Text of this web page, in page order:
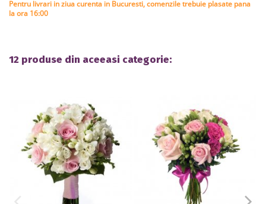
Pentru livrari in ziua curenta in Bucuresti, comenzile trebuie plasate pana
la ora 16:00
12 produse din aceeasi categorie: